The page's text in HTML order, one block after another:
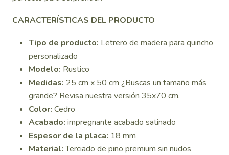
CARACTERÍSTICAS DEL PRODUCTO
Tipo de producto: Letrero de madera para quincho
personalizado
Modelo: Rustico
Medidas: 25 cm x 50 cm ¿Buscas un tamaño más
grande? Revisa nuestra versión 35x70 cm.
Color: Cedro
Acabado: impregnante acabado satinado
Espesor de la placa: 18 mm
Material:Terciado de pino premium sin nudos